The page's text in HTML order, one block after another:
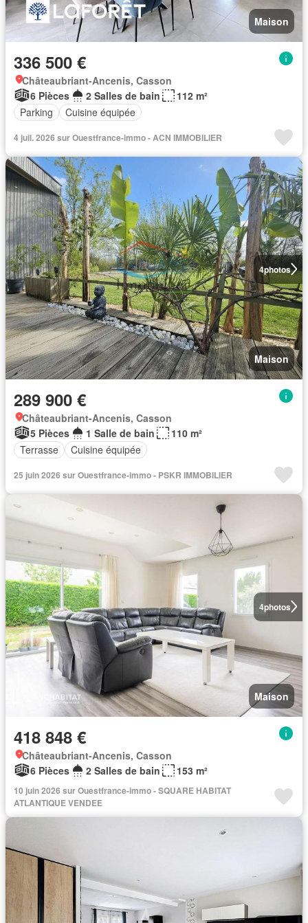
Maison
336 500 €
Châteaubriant-Ancenis, Casson
6 Pièces
2 Salles de bain
112 m²
Parking
Cuisine équipée
4 juil. 2026 sur Ouestfrance-immo - ACN IMMOBILIER
4photos
Maison
289 900 €
Châteaubriant-Ancenis, Casson
5 Pièces
1 Salle de bain
110 m²
Terrasse
Cuisine équipée
25 juin 2026 sur Ouestfrance-immo - PSKR IMMOBILIER
4photos
Maison
418 848 €
Châteaubriant-Ancenis, Casson
6 Pièces
2 Salles de bain 153 m²
10 juin 2026 sur Ouestfrance-immo - SQUARE HABITAT
ATLANTIQUE VENDEE